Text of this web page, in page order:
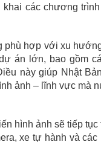
khai các chương
phù hợp với xu
án lớn, bao gồm
này giúp Nhật
ảnh – lĩnh vực mà
hình ảnh sẽ tiếp
xe tự hành và